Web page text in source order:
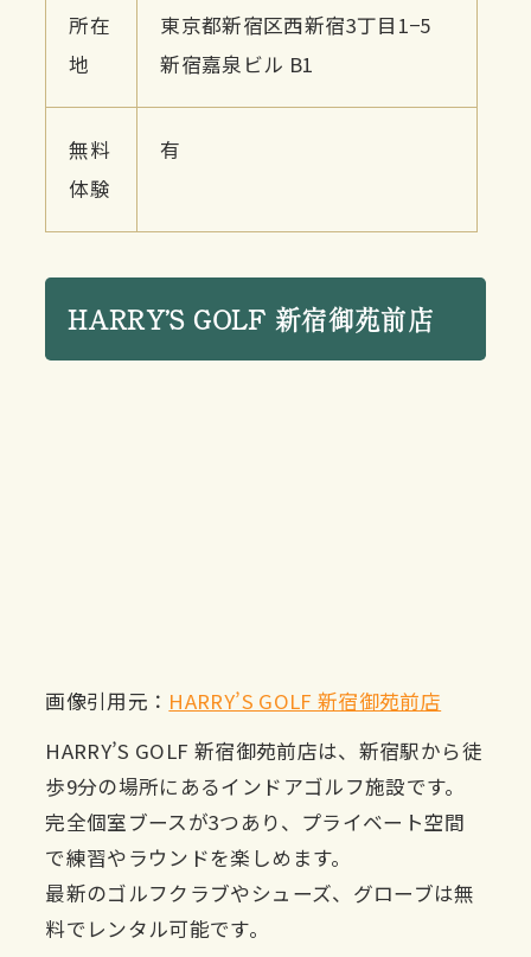
所在
地
東京都新宿区西新宿3丁目1−5
新宿嘉泉ビル B1
無料
体験
有
HARRY’S GOLF 新宿御苑前店
画像引用元： HARRY’S GOLF 新宿御苑前店
HARRY’S GOLF 新宿御苑前店は、新宿駅から徒
歩9分の場所にあるインドアゴルフ施設です。
完全個室ブースが3つあり、プライベート空間
で練習やラウンドを楽しめます。
最新のゴルフクラブやシューズ、グローブは無
料でレンタル可能です。